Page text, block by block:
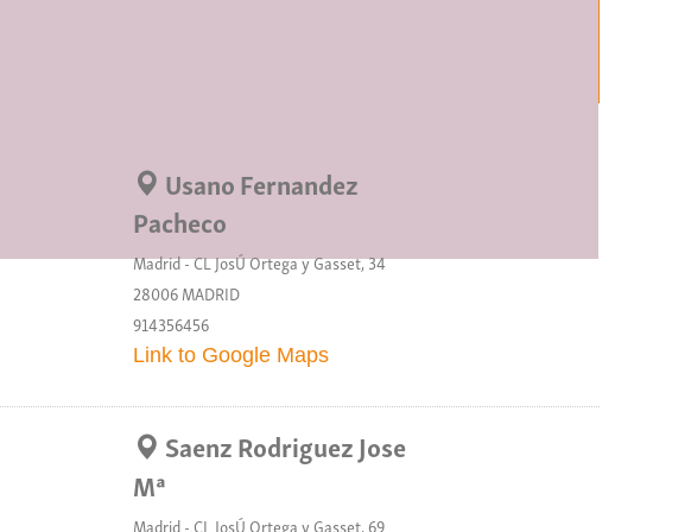
Usano Fernandez
Pacheco
Madrid - CL JosÚ Ortega y Gasset, 34
28006 MADRID
914356456
Link to Google Maps
Saenz Rodriguez Jose
Mª
Madrid - CL JosÚ Ortega y Gasset, 69